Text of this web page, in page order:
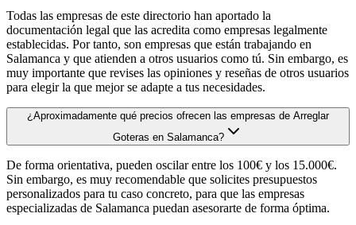
Todas las empresas de este directorio han aportado la
documentación legal que las acredita como empresas legalmente
establecidas. Por tanto, son empresas que están trabajando en
Salamanca y que atienden a otros usuarios como tú. Sin embargo, es
muy importante que revises las opiniones y reseñas de otros usuarios
para elegir la que mejor se adapte a tus necesidades.
¿Aproximadamente qué precios ofrecen las empresas de Arreglar
Goteras en Salamanca?
De forma orientativa, pueden oscilar entre los 100€ y los 15.000€.
Sin embargo, es muy recomendable que solicites presupuestos
personalizados para tu caso concreto, para que las empresas
especializadas de Salamanca puedan asesorarte de forma óptima.